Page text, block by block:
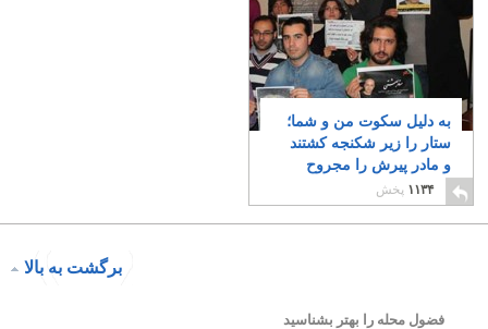
به دلیل سکوت من و شما؛
ستار را زیر شکنجه کشتند
و مادر پیرش را مجروح
کردند
۸ ۱۱۳۴ پخش
برگشت به بالا
فضول محله را بهتر بشناسید